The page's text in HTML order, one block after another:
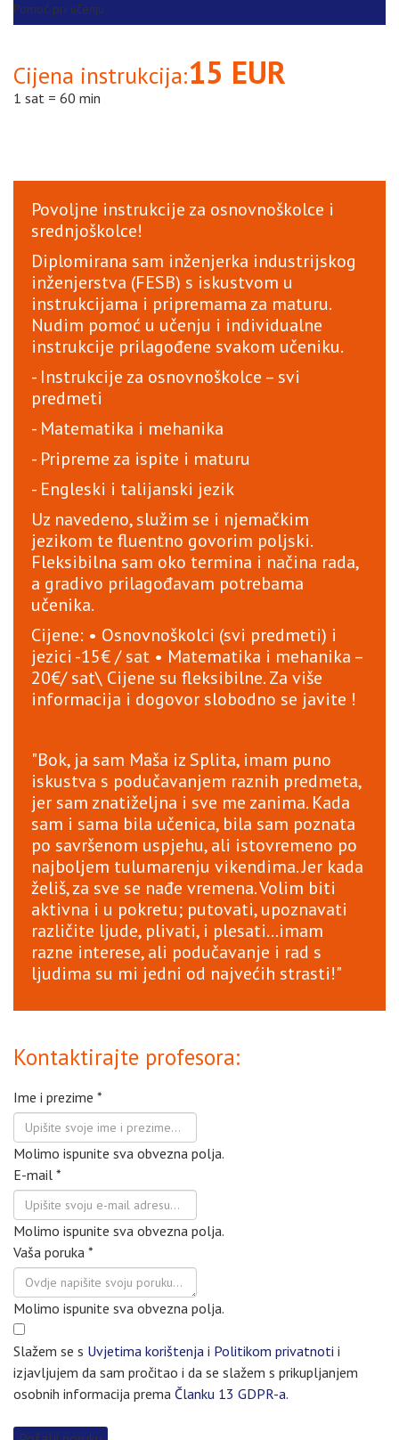
Pomoć pri učenju
Cijena instrukcija:15 EUR
1 sat = 60 min
Povoljne instrukcije za osnovnoškolce i
srednjoškolce!
Diplomirana sam inženjerka industrijskog
inženjerstva (FESB) s iskustvom u
instrukcijama i pripremama za maturu.
Nudim pomoć u učenju i individualne
instrukcije prilagođene svakom učeniku.
- Instrukcije za osnovnoškolce – svi
predmeti
- Matematika i mehanika
- Pripreme za ispite i maturu
- Engleski i talijanski jezik
Uz navedeno, služim se i njemačkim
jezikom te fluentno govorim poljski.
Fleksibilna sam oko termina i načina rada,
a gradivo prilagođavam potrebama
učenika.
Cijene: • Osnovnoškolci (svi predmeti) i
jezici -15€ / sat • Matematika i mehanika –
20€/ sat\ Cijene su fleksibilne. Za više
informacija i dogovor slobodno se javite !
"Bok, ja sam Maša iz Splita, imam puno
iskustva s podučavanjem raznih predmeta,
jer sam znatiželjna i sve me zanima. Kada
sam i sama bila učenica, bila sam poznata
po savršenom uspjehu, ali istovremeno po
najboljem tulumarenju vikendima. Jer kada
želiš, za sve se nađe vremena. Volim biti
aktivna i u pokretu; putovati, upoznavati
različite ljude, plivati, i plesati...imam
razne interese, ali podučavanje i rad s
ljudima su mi jedni od najvećih strasti!"
Kontaktirajte profesora:
Ime i prezime *
Molimo ispunite sva obvezna polja.
E-mail *
Molimo ispunite sva obvezna polja.
Vaša poruka *
Molimo ispunite sva obvezna polja.
Slažem se s Uvjetima korištenja i Politikom privatnoti i
izjavljujem da sam pročitao i da se slažem s prikupljanjem
osobnih informacija prema Članku 13 GDPR-a.